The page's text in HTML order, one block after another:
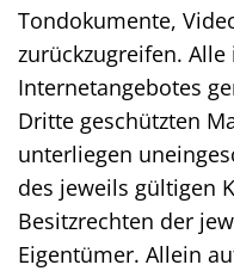
Tondokumente,
zurückzugreifen.
Internetangebotes
Dritte geschützten
unterliegen
des jeweils gültigen
Besitzrechten der
Eigentümer. Allein